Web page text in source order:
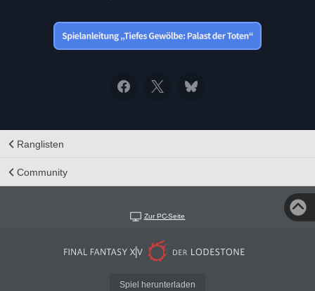
Ranglisten
Community
Zur PC-Seite
Spiel herunterladen